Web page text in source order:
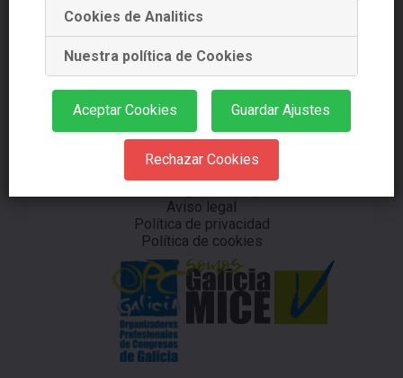
info@starplanning.es
Aviso legal
Política de privacidad
Política de cookies
Cookies de Analitics
Nuestra política de Cookies
Aceptar Cookies Guardar Ajustes
Rechazar Cookies